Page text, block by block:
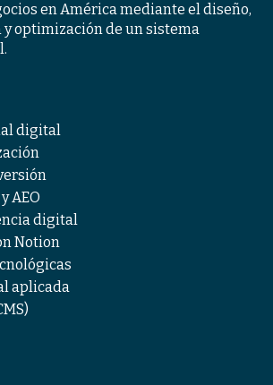
en América mediante el diseño,
optimización de un sistema
digital
AEO
digital
Notion
aplicada